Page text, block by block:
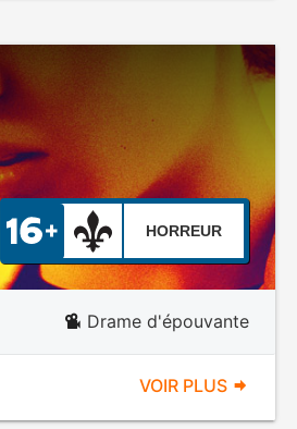
HORREUR
Drame d'épouvante
VOIR PLUS